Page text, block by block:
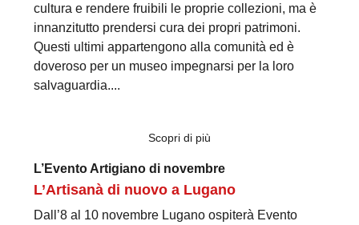
cultura e rendere fruibili le proprie collezioni, ma è
innanzitutto prendersi cura dei propri patrimoni.
Questi ultimi appartengono alla comunità ed è
doveroso per un museo impegnarsi per la loro
salvaguardia....
Scopri di più
L’Evento Artigiano di novembre
L’Artisanà di nuovo a Lugano
Dall’8 al 10 novembre Lugano ospiterà Evento